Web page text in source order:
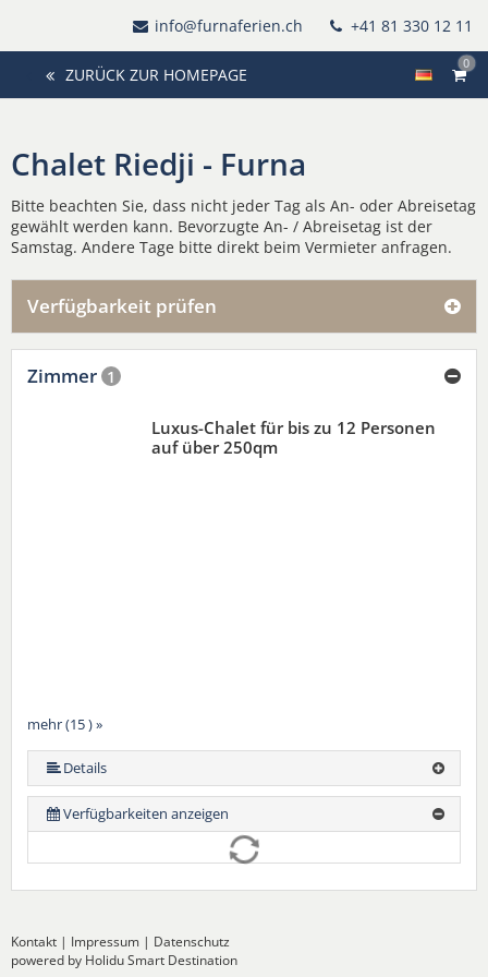
info@furnaferien.ch +41 81 330 12 11
0
ZURÜCK ZUR HOMEPAGE
Chalet Riedji - Furna
Bitte beachten Sie, dass nicht jeder Tag als An- oder Abreisetag
gewählt werden kann. Bevorzugte An- / Abreisetag ist der
Samstag. Andere Tage bitte direkt beim Vermieter anfragen.
Verfügbarkeit prüfen
Zimmer 1
mehr (15 ) »
mehr (15 ) »
mehr (15 ) »
mehr (15 ) »
mehr (15 ) »
mehr (15 ) »
mehr (15 ) »
mehr (15 ) »
mehr (15 ) »
mehr (15 ) »
mehr (15 ) »
mehr (15 ) »
Luxus-Chalet für bis zu 12 Personen
auf über 250qm
Details
Verfügbarkeiten anzeigen
Kontakt | Impressum | Datenschutz
powered by Holidu Smart Destination